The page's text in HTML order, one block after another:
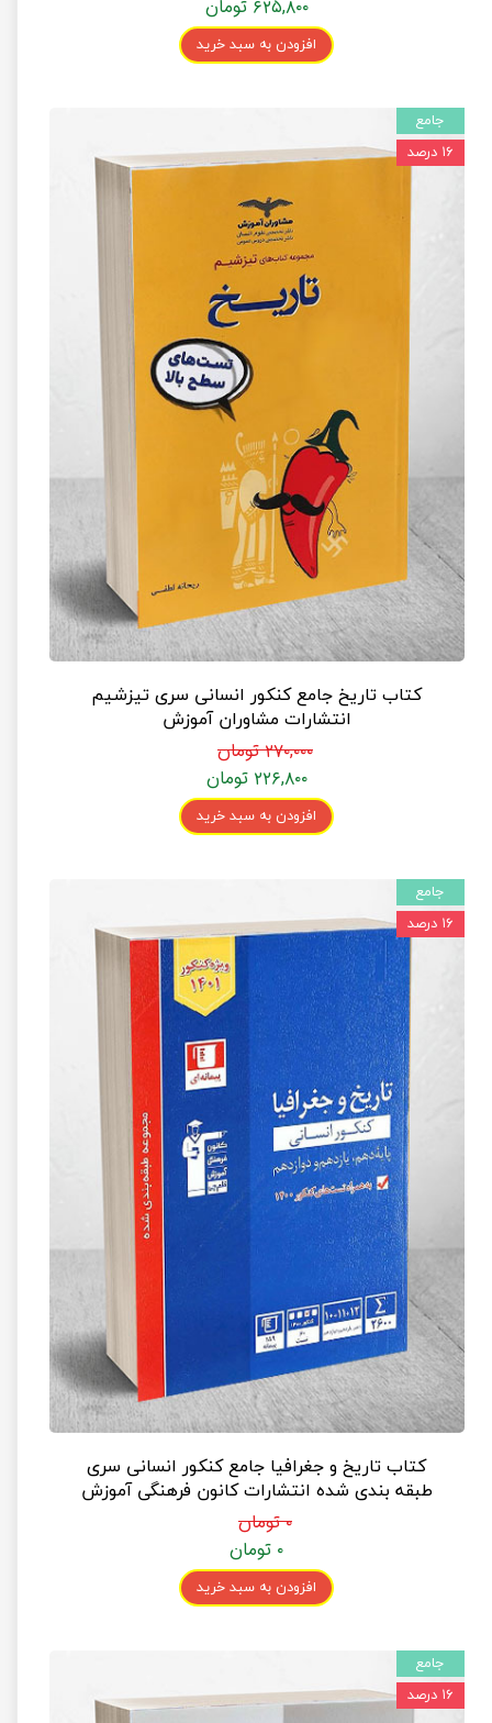
۶۲۵,۸۰۰ تومان
افزودن به سبد خرید
کتاب تاریخ جامع کنکور انسانی سری تیزشیم
انتشارات مشاوران آموزش
۲۷۰,۰۰۰ تومان
۲۲۶,۸۰۰ تومان
افزودن به سبد خرید
جامع
۱۶ درصد
کتاب تاریخ و جغرافیا جامع کنکور انسانی سری
طبقه بندی شده انتشارات کانون فرهنگی آموزش
۰ تومان
۰ تومان
افزودن به سبد خرید
جامع
۱۶ درصد
جامع
۱۶ درصد